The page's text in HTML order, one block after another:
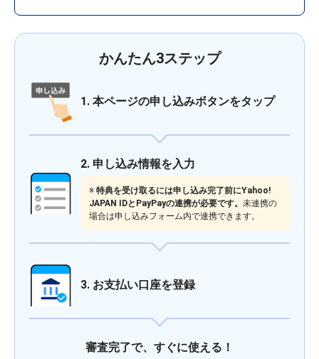
かんたん3ステップ
1. 本ページの申し込みボタンをタップ
2. 申し込み情報を入力
※ 特典を受け取るには申し込み完了前にYahoo!
JAPAN IDとPayPayの連携が必要です。 未連携の
場合は申し込みフォーム内で連携できます。
3. お支払い口座を登録
審査完了で、すぐに使える！